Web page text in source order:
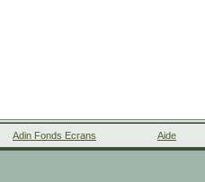
Adin Fonds Ecrans Aide